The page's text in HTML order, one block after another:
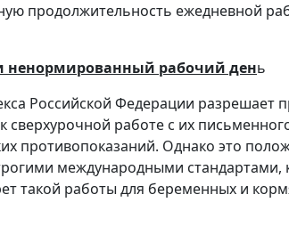
продолжительность ежедневной
ненормированный рабочий день
Российской Федерации разрешает
работе с их
противопоказаний. Однако это
международными стандартами,
такой работы для беременных и